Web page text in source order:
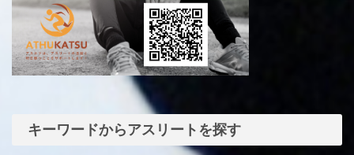
キーワードからアスリートを探す